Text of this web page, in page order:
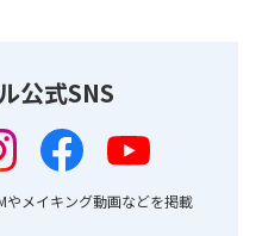
公式SNS
やメイキング動画などを掲載